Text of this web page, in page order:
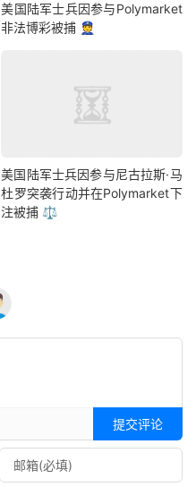
美国陆军士兵因参与Polymarket
非法博彩被捕 👮
美国陆军士兵因参与尼古拉斯·马
杜罗突袭行动并在Polymarket下
注被捕 ⚖️
提交评论